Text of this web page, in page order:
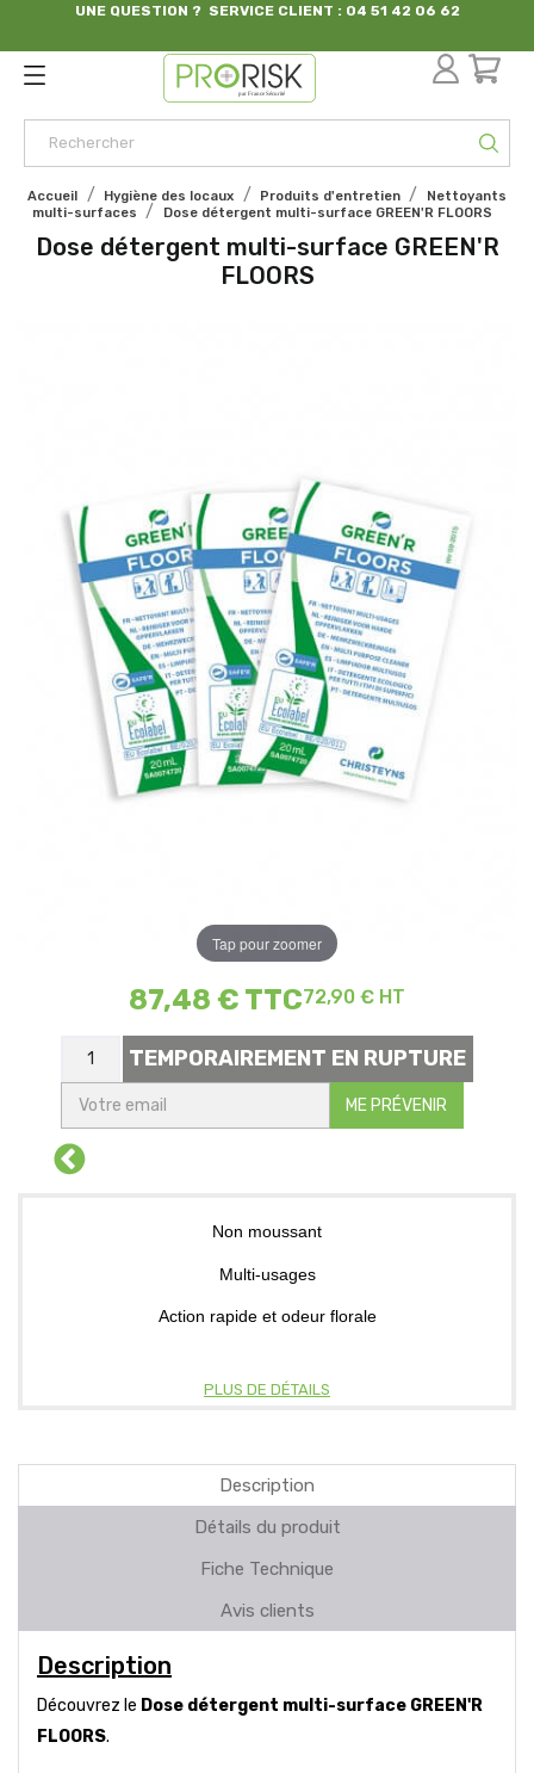
UNE QUESTION ? SERVICE CLIENT : 04 51 42 06 62
par France Sécurité
Accueil Hygiène des locaux Produits d'entretien
Nettoyants
multi-surfaces
Dose détergent multi-surface GREEN'R FLOORS
Dose détergent multi-surface GREEN'R
FLOORS
Tap pour zoomer
87,48 € TTC72,90 € HT
TEMPORAIREMENT EN RUPTURE
ME PRÉVENIR
Non moussant
Multi-usages
Action rapide et odeur florale
PLUS DE DÉTAILS
Description
Détails du produit
Fiche Technique
Avis clients
Description
Découvrez le Dose détergent multi-surface GREEN'R
FLOORS.